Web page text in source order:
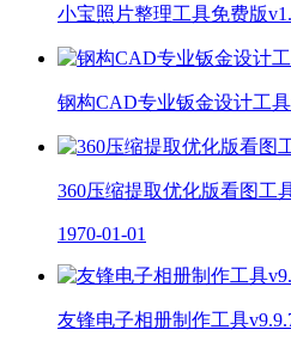
小宝照片整理工具免费版
钢构CAD专业钣金设计工
360压缩提取优化版看图工
1970-01-01
友锋电子相册制作工具